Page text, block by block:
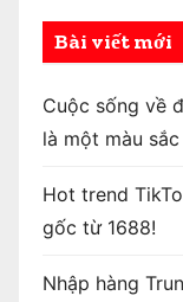
Bài viết mới
Cuộc sống về
là một màu
Hot trend
gốc từ 1688!
Nhập hàng